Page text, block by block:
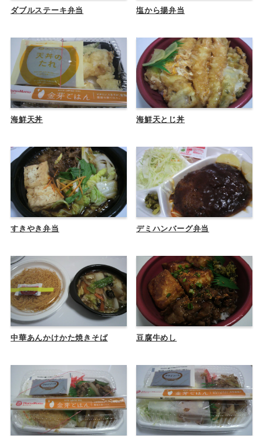
ダブルステーキ弁当 塩から揚弁当
海鮮天丼 海鮮天とじ丼
すきやき弁当 デミハンバーグ弁当
中華あんかけかた焼きそば 豆腐牛めし